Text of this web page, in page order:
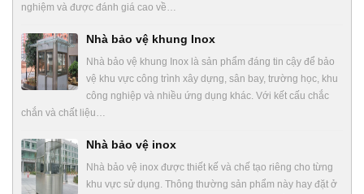
nghiệm và được đánh giá cao về…
Nhà bảo vệ khung Inox
Nhà bảo vệ khung Inox là sản phẩm đáng tin cậy để bảo
vệ khu vực công trình xây dựng, sân bay, trường học, khu
công nghiệp và nhiều ứng dụng khác. Với kết cấu chắc
chắn và chất liệu…
Nhà bảo vệ inox
Nhà bảo vệ inox được thiết kế và chế tạo riêng cho từng
khu vực sử dụng. Thông thường sản phẩm này hay đặt ở